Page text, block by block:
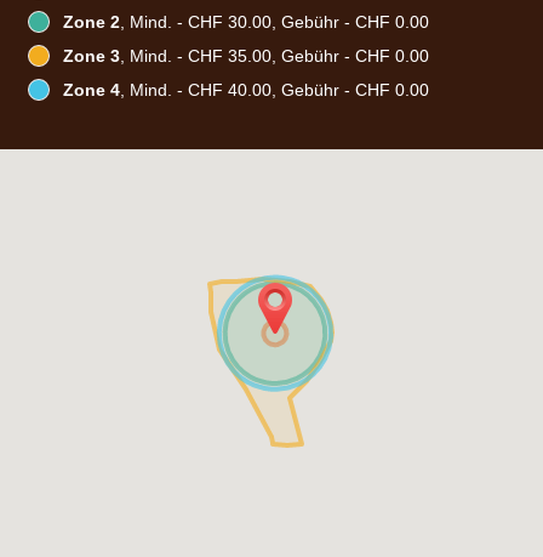
Zone 2, Mind. - CHF 30.00, Gebühr - CHF 0.00
Zone 3, Mind. - CHF 35.00, Gebühr - CHF 0.00
Zone 4, Mind. - CHF 40.00, Gebühr - CHF 0.00